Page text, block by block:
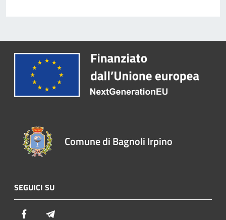
Comune di Bagnoli Irpino
SEGUICI SU
Facebook